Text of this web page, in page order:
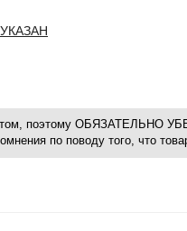
поэтому ОБЯЗАТЕЛЬНО
по поводу того, что